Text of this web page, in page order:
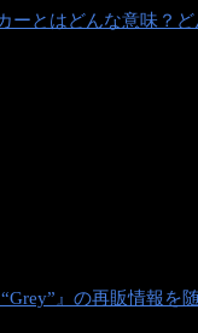
ーとはどんな意味？
』の再販情報